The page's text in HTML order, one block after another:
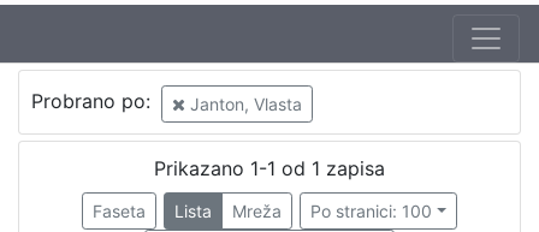
Probrano po: Janton, Vlasta
Prikazano 1-1 od 1 zapisa
Faseta Lista Mreža
Po stranici: 100